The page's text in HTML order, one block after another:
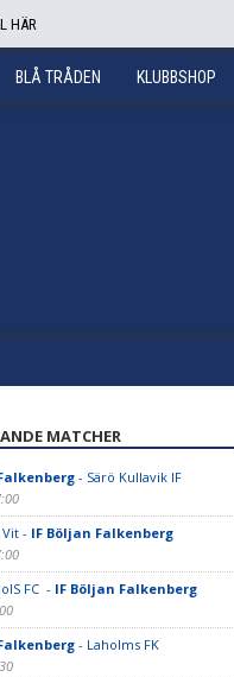
HÄR
BLÅ TRÅDEN KLUBBSHOP
MATCHER
- Särö Kullavik IF
- IF Böljan Falkenberg
FC - IF Böljan Falkenberg
- Laholms FK